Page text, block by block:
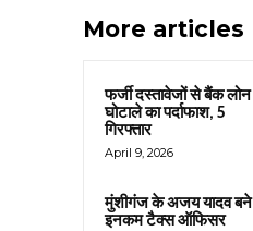
More articles
फर्जी दस्तावेजों से बैंक लोन
घोटाले का पर्दाफाश, 5
गिरफ्तार
April 9, 2026
मुंशीगंज के अजय यादव बने
इनकम टैक्स ऑफिसर